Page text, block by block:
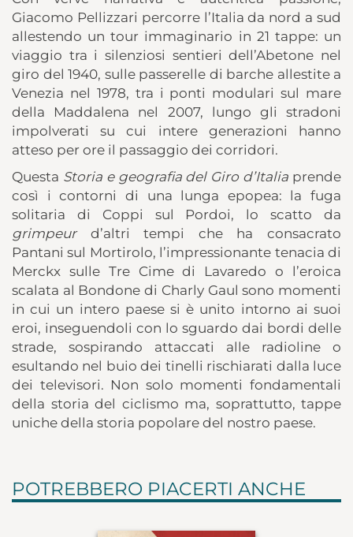
Giacomo Pellizzari percorre l’Italia da nord a sud
allestendo un tour immaginario in 21 tappe: un
viaggio tra i silenziosi sentieri dell’Abetone nel
giro del 1940, sulle passerelle di barche allestite a
Venezia nel 1978, tra i ponti modulari sul mare
della Maddalena nel 2007, lungo gli stradoni
impolverati su cui intere generazioni hanno
atteso per ore il passaggio dei corridori.
Questa Storia e geografia del Giro d’Italia prende
così i contorni di una lunga epopea: la fuga
solitaria di Coppi sul Pordoi, lo scatto da
grimpeurd’altri tempi che ha consacrato
Pantani sul Mortirolo, l’impressionante tenacia di
Merckx sulle Tre Cime di Lavaredo o l’eroica
scalata al Bondone di Charly Gaul sono momenti
in cui un intero paese si è unito intorno ai suoi
eroi, inseguendoli con lo sguardo dai bordi delle
strade, sospirando attaccati alle radioline o
esultando nel buio dei tinelli rischiarati dalla luce
dei televisori. Non solo momenti fondamentali
della storia del ciclismo ma, soprattutto, tappe
uniche della storia popolare del nostro paese.
POTREBBERO PIACERTI ANCHE